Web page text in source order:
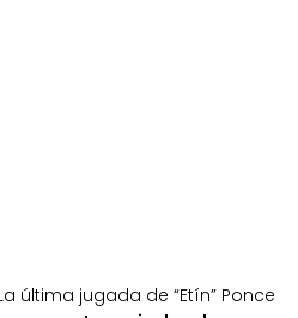
última jugada de “Etín” Ponce